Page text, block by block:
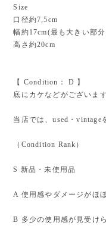
Size
口径約7,5cm
幅約17cm(最も大きい部分
高さ約20cm
【 Condition： D 】
底にカケなどがございます
当店では、used・vintage
（Condition Rank）
S 新品・未使用品
A 使用感やダメージがほ
B 多少の使用感が見受け